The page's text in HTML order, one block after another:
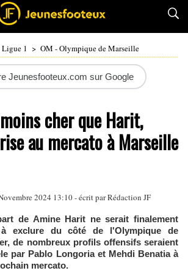
Ligue 1 > OM - Olympique de Marseille
Jeunesfooteux.com sur Google
cher que Harit,
au mercato à Marseille
2024 13:10 - écrit par Rédaction JF
de Amine Harit ne serait finalement
exclure du côté de l'Olympique de
de nombreux profils offensifs seraient
par Pablo Longoria et Mehdi Benatia à
mercato.